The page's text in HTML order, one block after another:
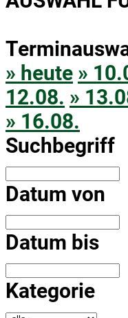
» heute »
12.08. »
» 16.08.
Suchbegriff
Datum von
Datum bis
Kategorie